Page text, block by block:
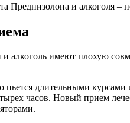
Преднизолона и алкоголя –
алкоголь имеют плохую
пьется длительными
часов. Новый прием